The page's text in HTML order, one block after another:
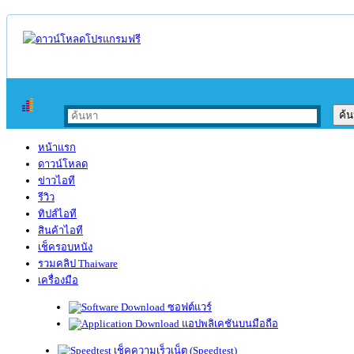
หน้าแรก
ดาวน์โหลด
ข่าวไอที
รีวิว
ทิปส์ไอที
สินค้าไอที
เช็ครอบหนัง
รวมคลิป Thaiware
เครื่องมือ
ซอฟต์แวร์
แอปพลิเคชันบนมือถือ
เช็คความเร็วเน็ต (Speedtest)